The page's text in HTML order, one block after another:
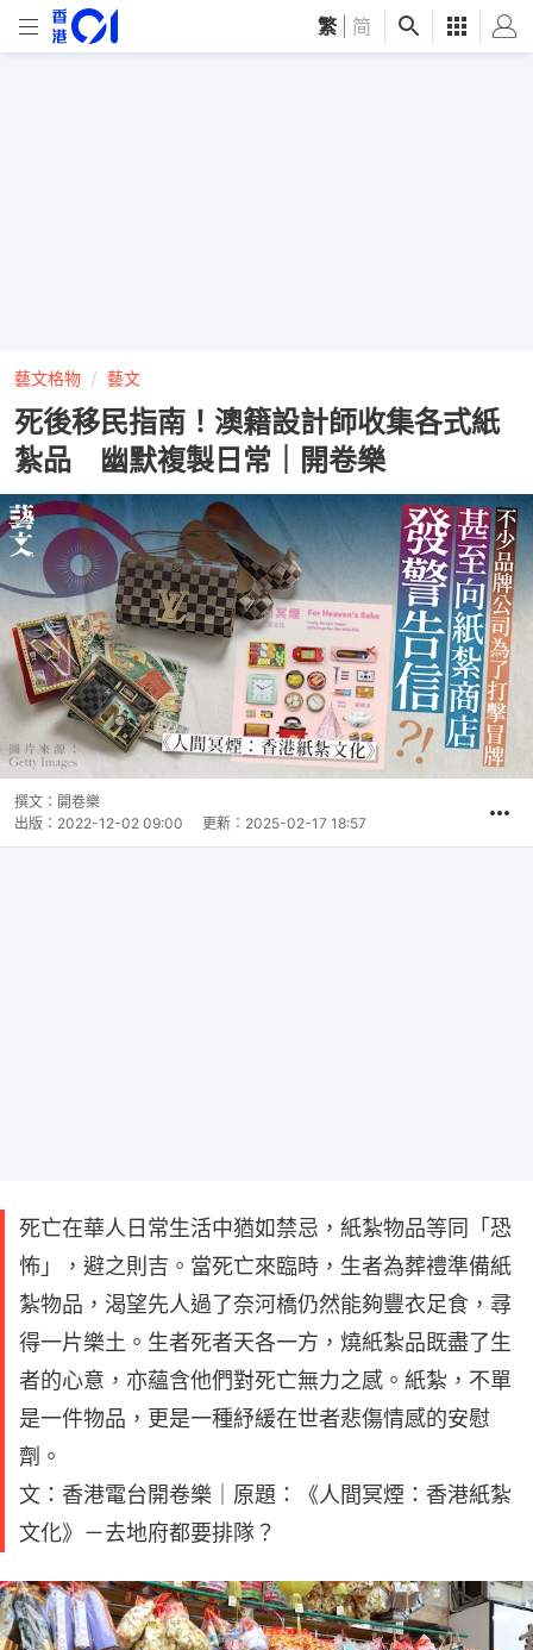
繁 简
藝文格物 藝文
死後移民指南！澳籍設計師收集各式紙
紮品 幽默複製日常｜開卷樂
撰文： 開卷樂
出版： 2022-12-02 09:00 更新： 2025-02-17 18:57
死亡在華人日常生活中猶如禁忌，紙紮物品等同「恐
怖」，避之則吉。當死亡來臨時，生者為葬禮準備紙
紮物品，渴望先人過了奈河橋仍然能夠豐衣足食，尋
得一片樂土。生者死者天各一方，燒紙紮品既盡了生
者的心意，亦蘊含他們對死亡無力之感。紙紮，不單
是一件物品，更是一種紓緩在世者悲傷情感的安慰
劑。
文：香港電台開卷樂｜原題：《人間冥煙：香港紙紮
文化》－去地府都要排隊？